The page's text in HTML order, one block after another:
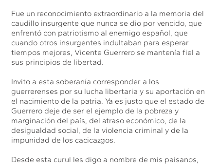
Fue un reconocimiento extraordinario a la memoria del
caudillo insurgente que nunca se dio por vencido, que
enfrentó con patriotismo al enemigo español, que
cuando otros insurgentes indultaban para esperar
tiempos mejores, Vicente Guerrero se mantenía fiel a
sus principios de libertad.
Invito a esta soberanía corresponder a los
guerrerenses por su lucha libertaria y su aportación en
el nacimiento de la patria. Ya es justo que el estado de
Guerrero deje de ser el ejemplo de la pobreza y
marginación del país, del atraso económico, de la
desigualdad social, de la violencia criminal y de la
impunidad de los cacicazgos.
Desde esta curul les digo a nombre de mis paisanos,